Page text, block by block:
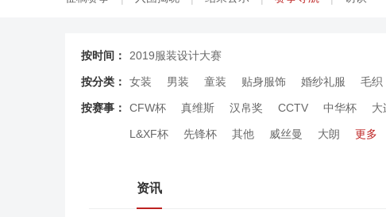
按时间： 2019服装设计大赛
按分类： 女装 男装 童装 贴身服饰 婚纱礼服 毛织
按赛事： CFW杯 真维斯 汉帛奖 CCTV 中华杯 大
L&XF杯 先锋杯 其他 威丝曼 大朗 更多
资讯